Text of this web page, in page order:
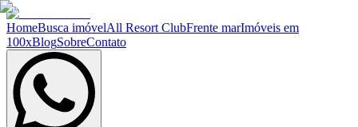
HomeBusca imóvelAll Resort ClubFrente marImóveis em
100xBlogSobreContato